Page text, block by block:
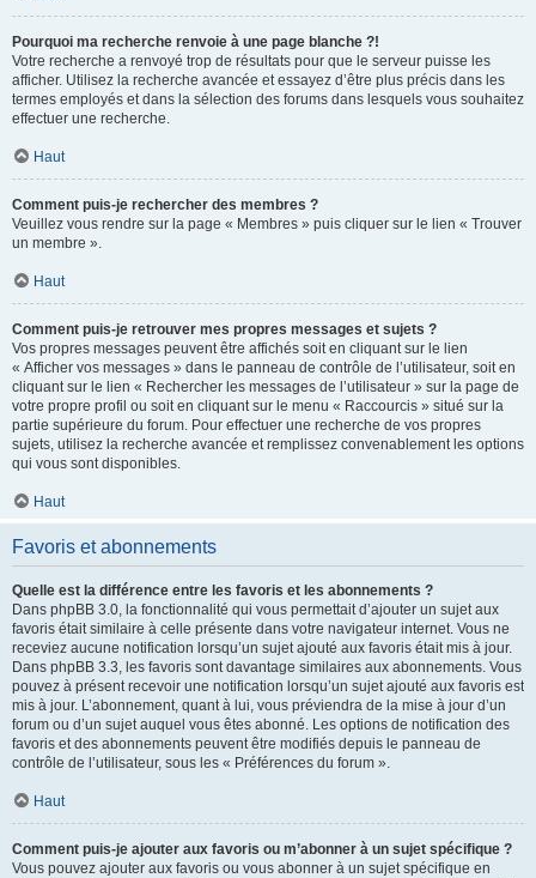
Pourquoi ma recherche renvoie à une page blanche ?!
Votre recherche a renvoyé trop de résultats pour que le serveur puisse les
afficher. Utilisez la recherche avancée et essayez d’être plus précis dans les
termes employés et dans la sélection des forums dans lesquels vous souhaitez
effectuer une recherche.
Haut
Comment puis-je rechercher des membres ?
Veuillez vous rendre sur la page « Membres » puis cliquer sur le lien « Trouver
un membre ».
Haut
Comment puis-je retrouver mes propres messages et sujets ?
Vos propres messages peuvent être affichés soit en cliquant sur le lien
« Afficher vos messages » dans le panneau de contrôle de l’utilisateur, soit en
cliquant sur le lien « Rechercher les messages de l’utilisateur » sur la page de
votre propre profil ou soit en cliquant sur le menu « Raccourcis » situé sur la
partie supérieure du forum. Pour effectuer une recherche de vos propres
sujets, utilisez la recherche avancée et remplissez convenablement les options
qui vous sont disponibles.
Haut
Favoris et abonnements
Quelle est la différence entre les favoris et les abonnements ?
Dans phpBB 3.0, la fonctionnalité qui vous permettait d’ajouter un sujet aux
favoris était similaire à celle présente dans votre navigateur internet. Vous ne
receviez aucune notification lorsqu’un sujet ajouté aux favoris était mis à jour.
Dans phpBB 3.3, les favoris sont davantage similaires aux abonnements. Vous
pouvez à présent recevoir une notification lorsqu’un sujet ajouté aux favoris est
mis à jour. L’abonnement, quant à lui, vous préviendra de la mise à jour d’un
forum ou d’un sujet auquel vous êtes abonné. Les options de notification des
favoris et des abonnements peuvent être modifiés depuis le panneau de
contrôle de l’utilisateur, sous les « Préférences du forum ».
Haut
Comment puis-je ajouter aux favoris ou m’abonner à un sujet spécifique ?
Vous pouvez ajouter aux favoris ou vous abonner à un sujet spécifique en